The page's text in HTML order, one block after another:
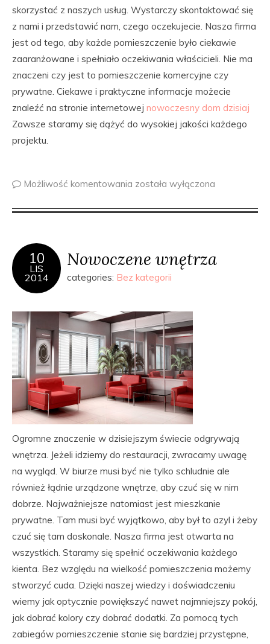
skorzystać z naszych usług. Wystarczy skontaktować się
z nami i przedstawić nam, czego oczekujecie. Nasza firma
jest od tego, aby każde pomieszczenie było ciekawie
zaaranżowane i spełniało oczekiwania właścicieli. Nie ma
znaczeni czy jest to pomieszczenie komercyjne czy
prywatne. Ciekawe i praktyczne informacje możecie
znaleźć na stronie internetowej nowoczesny dom dzisiaj
Zawsze staramy się dążyć do wysokiej jakości każdego
projektu.
Możliwość komentowania została wyłączona
10
LIS
2014
Nowoczene wnętrza
categories: Bez kategorii
Ogromne znaczenie w dzisiejszym świecie odgrywają
wnętrza. Jeżeli idziemy do restauracji, zwracamy uwagę
na wygląd. W biurze musi być nie tylko schludnie ale
również łądnie urządzone wnętrze, aby czuć się w nim
dobrze. Najważniejsze natomiast jest mieszkanie
prywatne. Tam musi być wyjątkowo, aby był to azyl i żeby
czuć się tam doskonale. Nasza firma jest otwarta na
wszystkich. Staramy się spełnić oczekiwania każdego
kienta. Bez względu na wielkość pomieszczenia możemy
stworzyć cuda. Dzięki naszej wiedzy i doświadczeniu
wiemy jak optycznie powiększyć nawet najmniejszy pokój,
jak dobrać kolory czy dobrać dodatki. Za pomocą tych
zabiegów pomieszczenie stanie się bardziej przystępne,